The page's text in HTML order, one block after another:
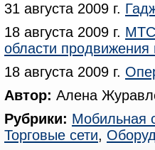
31 августа 2009 г.
18 августа 2009 г. МТС
области продвижения
18 августа 2009 г.
Автор: Алена
Рубрики: Мобильная
Торговые сети,